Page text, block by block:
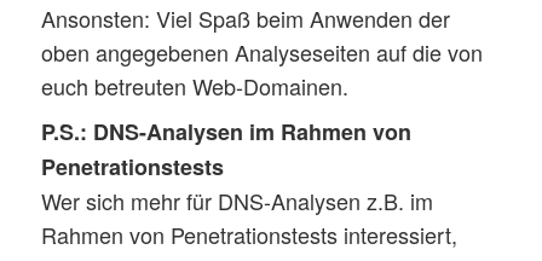
Ansonsten: Viel Spaß beim Anwenden der
oben angegebenen Analyseseiten auf die von
euch betreuten Web-Domainen.
P.S.: DNS-Analysen im Rahmen von
Penetrationstests
Wer sich mehr für DNS-Analysen z.B. im
Rahmen von Penetrationstests interessiert,